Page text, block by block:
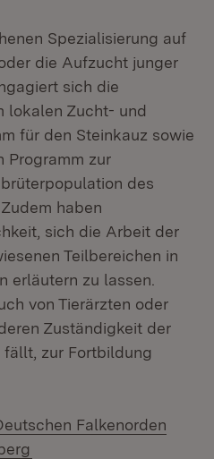
Spezialisierung auf
die Aufzucht junger
sich die
lokalen Zucht- und
für den Steinkauz sowie
Programm zur
des
haben
sich die Arbeit der
Teilbereichen in
erläutern zu lassen.
von Tierärzten oder
Zuständigkeit der
zur Fortbildung
Falkenorden